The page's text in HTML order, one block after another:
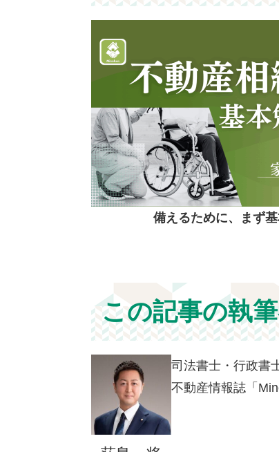
備えるために、まず
この記事の執
司法書士・行政書
不動産情報誌「